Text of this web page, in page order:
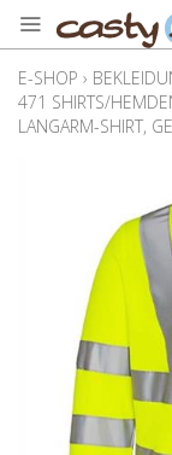
E-SHOP ›
471 SHIRTS/
LANGARM-SHIRT,